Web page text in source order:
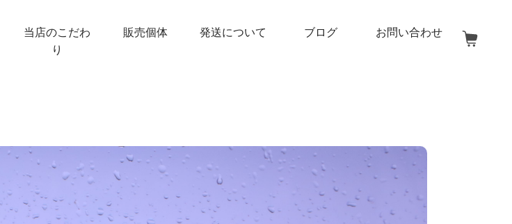
当店のこだわ
り
販売個体 発送について ブログ お問い合わせ